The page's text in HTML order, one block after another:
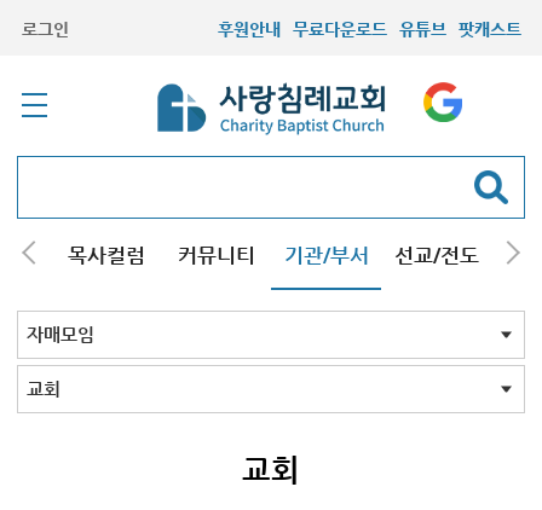
로그인 후원안내 무료다운로드 유튜브 팟캐스트
해 목사컬럼 커뮤니티 기관/부서 선교/전도 질
교회학교
청년부
청장년부
형제모임
자매모임
기타모임
어르신모임
영재과학반
신학원
자매모임 전체
교회
교회